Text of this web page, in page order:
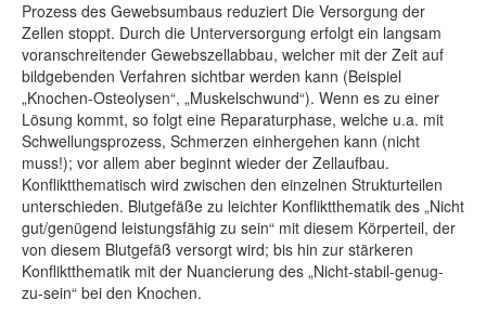
Prozess des Gewebsumbaus reduziert Die Versorgung der
Zellen stoppt. Durch die Unterversorgung erfolgt ein langsam
voranschreitender Gewebszellabbau, welcher mit der Zeit auf
bildgebenden Verfahren sichtbar werden kann (Beispiel
„Knochen-Osteolysen“, „Muskelschwund“). Wenn es zu einer
Lösung kommt, so folgt eine Reparaturphase, welche u.a. mit
Schwellungsprozess, Schmerzen einhergehen kann (nicht
muss!); vor allem aber beginnt wieder der Zellaufbau.
Konfliktthematisch wird zwischen den einzelnen Strukturteilen
unterschieden. Blutgefäße zu leichter Konfliktthematik des „Nicht
gut/genügend leistungsfähig zu sein“ mit diesem Körperteil, der
von diesem Blutgefäß versorgt wird; bis hin zur stärkeren
Konfliktthematik mit der Nuancierung des „Nicht-stabil-genug-
zu-sein“ bei den Knochen.